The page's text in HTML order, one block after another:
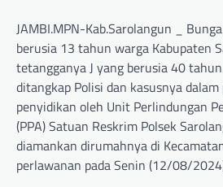
JAMBI.MPN-Kab.Sarolangun _
berusia 13 tahun warga Kabupaten
tetangganya J yang berusia 40
ditangkap Polisi dan kasusnya dalam
penyidikan oleh Unit Perlindungan
(PPA) Satuan Reskrim Polsek
diamankan dirumahnya di
perlawanan pada Senin (12/08/